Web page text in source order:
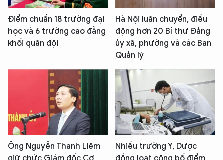
Điểm chuẩn 18 trường đại
học và 6 trường cao đẳng
khối quân đội
Hà Nội luân chuyển, điều
động hơn 20 Bí thư Đảng
ủy xã, phường và các Ban
Quản lý
Ông Nguyễn Thanh Liêm
Nhiều trường Y, Dược